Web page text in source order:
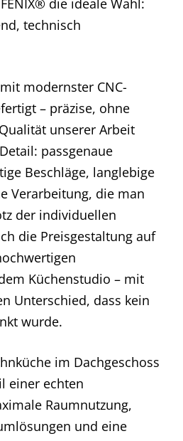
die ideale Wahl:
technisch
modernster CNC-
– präzise, ohne
unserer Arbeit
passgenaue
Beschläge, langlebige
Verarbeitung, die man
der individuellen
die Preisgestaltung auf
Küchenstudio – mit
Unterschied, dass kein
wurde.
im Dachgeschoss
einer echten
Raumnutzung,
und eine